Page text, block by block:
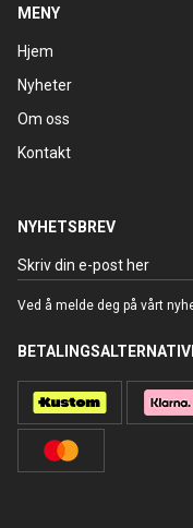
MENY
Hjem
Nyheter
Om oss
Kontakt
NYHETSBREV
Ved å melde deg på vårt